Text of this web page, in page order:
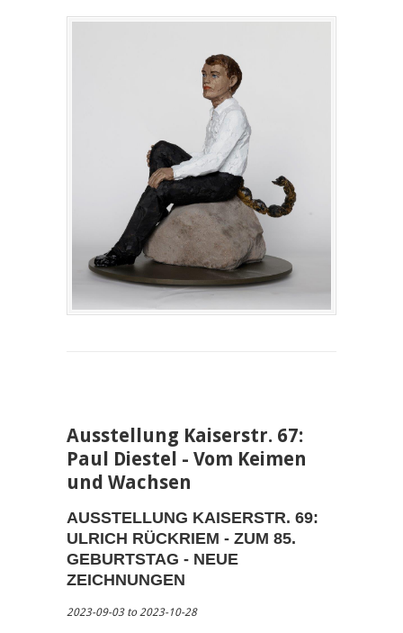
Ausstellung Kaiserstr. 67:
Paul Diestel - Vom Keimen
und Wachsen
AUSSTELLUNG KAISERSTR. 69:
ULRICH RÜCKRIEM - ZUM 85.
GEBURTSTAG - NEUE
ZEICHNUNGEN
2023-09-03 to 2023-10-28